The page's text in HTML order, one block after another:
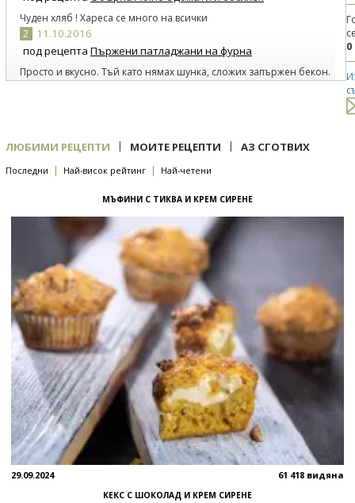
Чуден хляб ! Хареса се много на всички
2
11.10.2016
под рецепта Пържени патладжани на фурна
Просто и вкусно. Тъй като нямах шунка, сложих запържен бекон.
Много добре се получи.
0
ЛЮБИМИ РЕЦЕПТИ | МОИТЕ РЕЦЕПТИ | АЗ СГОТВИХ
Последни | Най-висок рейтинг | Най-четени
МЪФИНИ С ТИКВА И КРЕМ СИРЕНЕ
29.09.2024 61 418 видяна
КЕКС С ШОКОЛАД И КРЕМ СИРЕНЕ